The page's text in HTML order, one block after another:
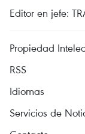
Editor en jefe:
Propiedad
RSS
Idiomas
Servicios de